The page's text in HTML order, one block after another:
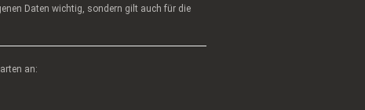
Daten wichtig, sondern gilt auch für die
an: